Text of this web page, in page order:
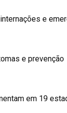
e
e prevenção
em 19